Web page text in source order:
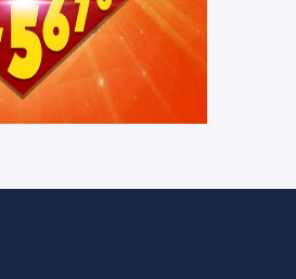
hôm nay, xem tử vi 12 con giáp
ngày 31/7/2026: Tuổi Tỵ
việc thịnh vượng